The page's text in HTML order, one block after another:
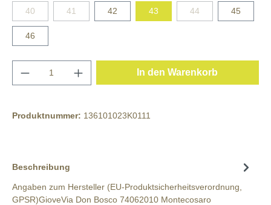
40 41 42 43 44 45
46
In den Warenkorb
Produktnummer: 136101023K0111
Beschreibung
Angaben zum Hersteller (EU-Produktsicherheitsverordnung,
GPSR)GioveVia Don Bosco 74062010 Montecosaro